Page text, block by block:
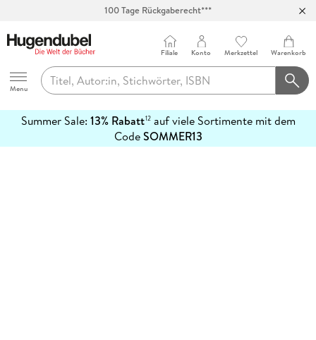
100 Tage Rückgaberecht***
Hugendubel
Menu
Filiale Konto Merkzettel Warenkorb
Summer Sale: 13% Rabatt12auf viele Sortimente mit dem
CodeSOMMER13
erfahren